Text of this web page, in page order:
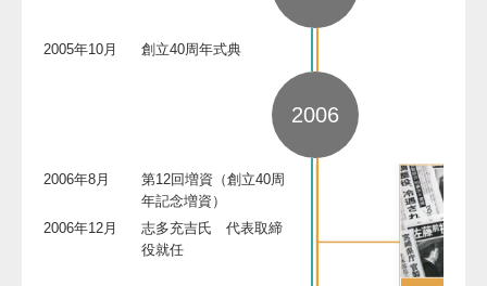
2005年10月 創立40周年式典
2006
2006年8月
第12回増資（創立40周
年記念増資）
2006年12月
志多充吉氏 代表取締
役就任